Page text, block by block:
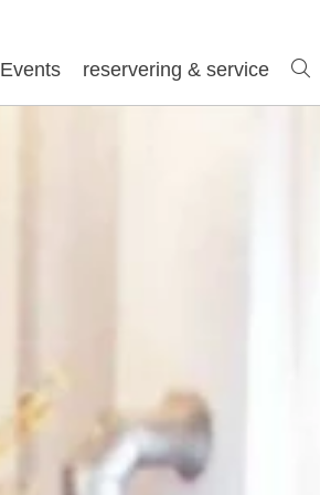
Events reservering & service